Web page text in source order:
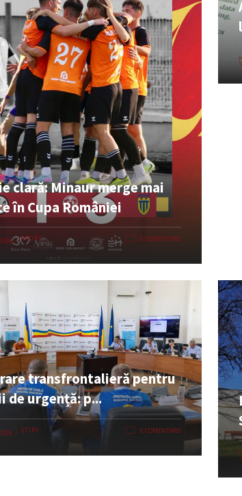
clară: Minaur merge mai
în Cupa României
SPORT 0 COMENTARII
transfrontalieră pentru
de urgență: p...
ȘTIRI 0 COMENTARII